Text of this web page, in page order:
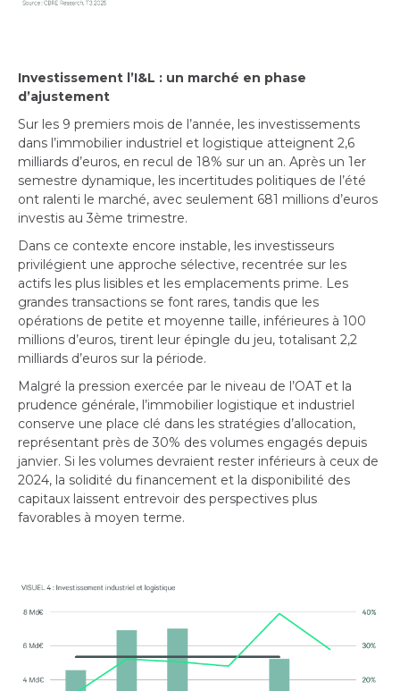
Investissement l’I&L : un marché en phase
d’ajustement
Sur les 9 premiers mois de l’année, les investissements
dans l’immobilier industriel et logistique atteignent 2,6
milliards d’euros, en recul de 18% sur un an. Après un 1er
semestre dynamique, les incertitudes politiques de l’été
ont ralenti le marché, avec seulement 681 millions d’euros
investis au 3ème trimestre.
Dans ce contexte encore instable, les investisseurs
privilégient une approche sélective, recentrée sur les
actifs les plus lisibles et les emplacements prime. Les
grandes transactions se font rares, tandis que les
opérations de petite et moyenne taille, inférieures à 100
millions d’euros, tirent leur épingle du jeu, totalisant 2,2
milliards d’euros sur la période.
Malgré la pression exercée par le niveau de l’OAT et la
prudence générale, l’immobilier logistique et industriel
conserve une place clé dans les stratégies d’allocation,
représentant près de 30% des volumes engagés depuis
janvier. Si les volumes devraient rester inférieurs à ceux de
2024, la solidité du financement et la disponibilité des
capitaux laissent entrevoir des perspectives plus
favorables à moyen terme.